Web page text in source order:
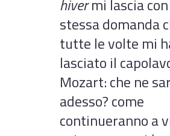
hivermi lascia
stessa domanda
tutte le volte mi
lasciato il
Mozart: che ne
adesso? come
continueranno a